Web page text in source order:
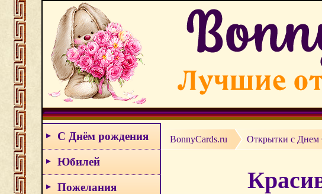
С Днём рождения
Юбилей
Пожелания
BonnyCards.ru Открытки c Днем